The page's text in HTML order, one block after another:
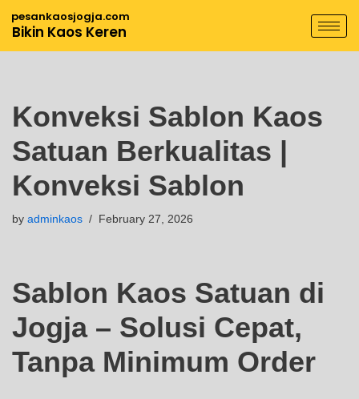
pesankaosjogja.com
Bikin Kaos Keren
Konveksi Sablon Kaos
Satuan Berkualitas |
Konveksi Sablon
by adminkaos February 27, 2026
Sablon Kaos Satuan di
Jogja – Solusi Cepat,
Tanpa Minimum Order